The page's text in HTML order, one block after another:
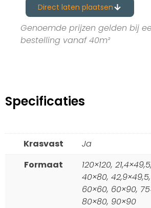
Direct laten plaatsen
Genoemde prijzen gelden bij
bestelling vanaf 40m²
Specificaties
Krasvast
Ja
Formaat
120×120,
40×80,
60×60, 60×90,
80×80, 90×90